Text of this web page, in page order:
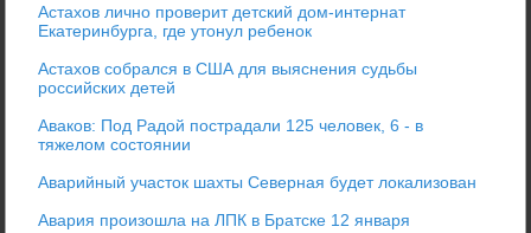
Астахов лично проверит детский дом-интернат
Екатеринбурга, где утонул ребенок
Астахов собрался в США для выяснения судьбы
российских детей
Аваков: Под Радой пострадали 125 человек, 6 - в
тяжелом состоянии
Аварийный участок шахты Северная будет локализован
Авария произошла на ЛПК в Братске 12 января